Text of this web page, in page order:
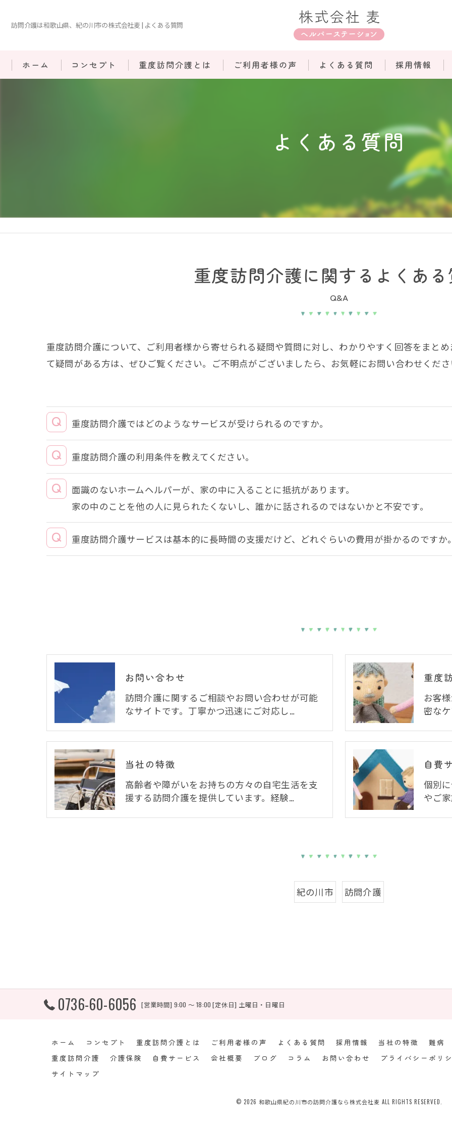
訪問介護は和歌山県、紀の川市の株式会社麦 | よくある質問
ホーム コンセプト 重度訪問介護とは ご利用者様の声 よくある質問 採用情報
よくある質問
Q&A
重度訪問介護に関するよくある
重度訪問介護について、ご利用者様から寄せられる疑問や質問に対し、わかりやすく回答をまと
て疑問がある方は、ぜひご覧ください。ご不明点がございましたら、お気軽にお問い合わせくださ
重度訪問介護ではどのようなサービスが受けられるのですか。
重度訪問介護の利用条件を教えてください。
面識のないホームヘルパーが、家の中に入ることに抵抗があります。
家の中のことを他の人に見られたくないし、誰かに話されるのではないかと不安です。
重度訪問介護サービスは基本的に長時間の支援だけど、どれぐらいの費用が掛かるのですか。
お問い合わせ
訪問介護に関するご相談やお問い合わせが可能
なサイトです。丁寧かつ迅速にご対応し…
重度
お客
密な
当社の特徴
高齢者や障がいをお持ちの方々の自宅生活を支
援する訪問介護を提供しています。経験…
自費
個別
やご
紀の川市 訪問介護
0736-60-6056 [営業時間] 9:00 ～ 18:00 [定休日] 土曜日・日曜日
ホーム コンセプト 重度訪問介護とは ご利用者様の声 よくある質問 採用情報 当社の特徴 難病
重度訪問介護
介護保険 自費サービス 会社概要 ブログ コラム お問い合わせ
プライバシーポリ
サイトマップ
© 2026 和歌山県紀の川市の訪問介護なら株式会社麦 ALL RIGHTS RESERVED.